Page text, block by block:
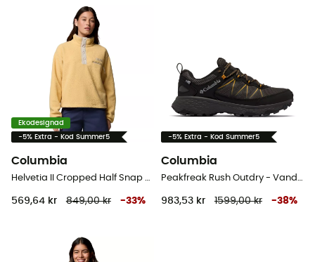
Ekodesignad
-5% Extra - Kod Summer5
Columbia
Helvetia II Cropped Half Snap Fleece - Fleecetröjor - Dam
569,64 kr 849,00 kr -33%
-5% Extra - Kod Summer5
Columbia
Peakfreak Rush Outdry - Vandringsskor - Herr
983,53 kr 1599,00 kr -38%